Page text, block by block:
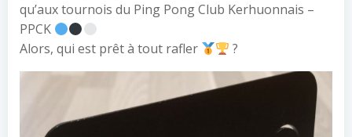
qu’aux tournois du Ping Pong Club Kerhuonnais –
PPCK
Alors, qui est prêt à tout rafler
?